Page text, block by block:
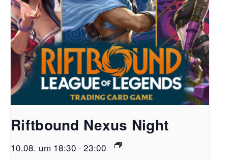
Riftbound Nexus Night
10.08. um 18:30 - 23:00